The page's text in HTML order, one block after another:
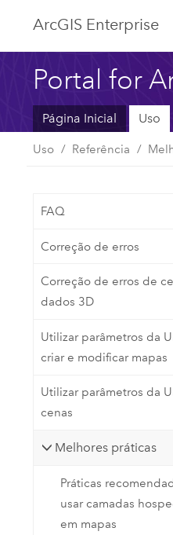
ArcGIS Enterprise
Portal for
Página Inicial Uso
Uso Referência
FAQ
Correção de erros
Correção de erros de
dados 3D
Utilizar parâmetros da
criar e modificar mapas
Utilizar parâmetros da
cenas
Melhores práticas
Práticas
usar camadas
em mapas